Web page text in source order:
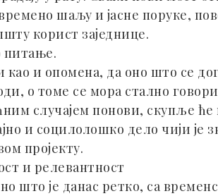
шаљу и јасне поруке,
корист заједнице.
питање.
и опомена, да оно што се
о томе се мора стално
случајем понови, скупље
и социлолошко дело чији је
пројекту.
и релевантност
што је данас ретко, са